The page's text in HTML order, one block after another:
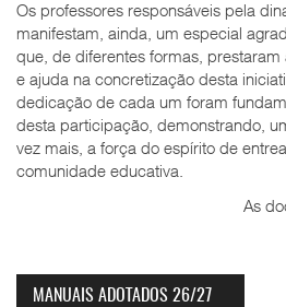
Os professores responsáveis pela
manifestam, ainda, um especial
que, de diferentes formas,
e ajuda na concretização desta
dedicação de cada um foram
desta participação, demonstrando,
vez mais, a força do espírito de
comunidade educativa.
As
MANUAIS ADOTADOS 26/27